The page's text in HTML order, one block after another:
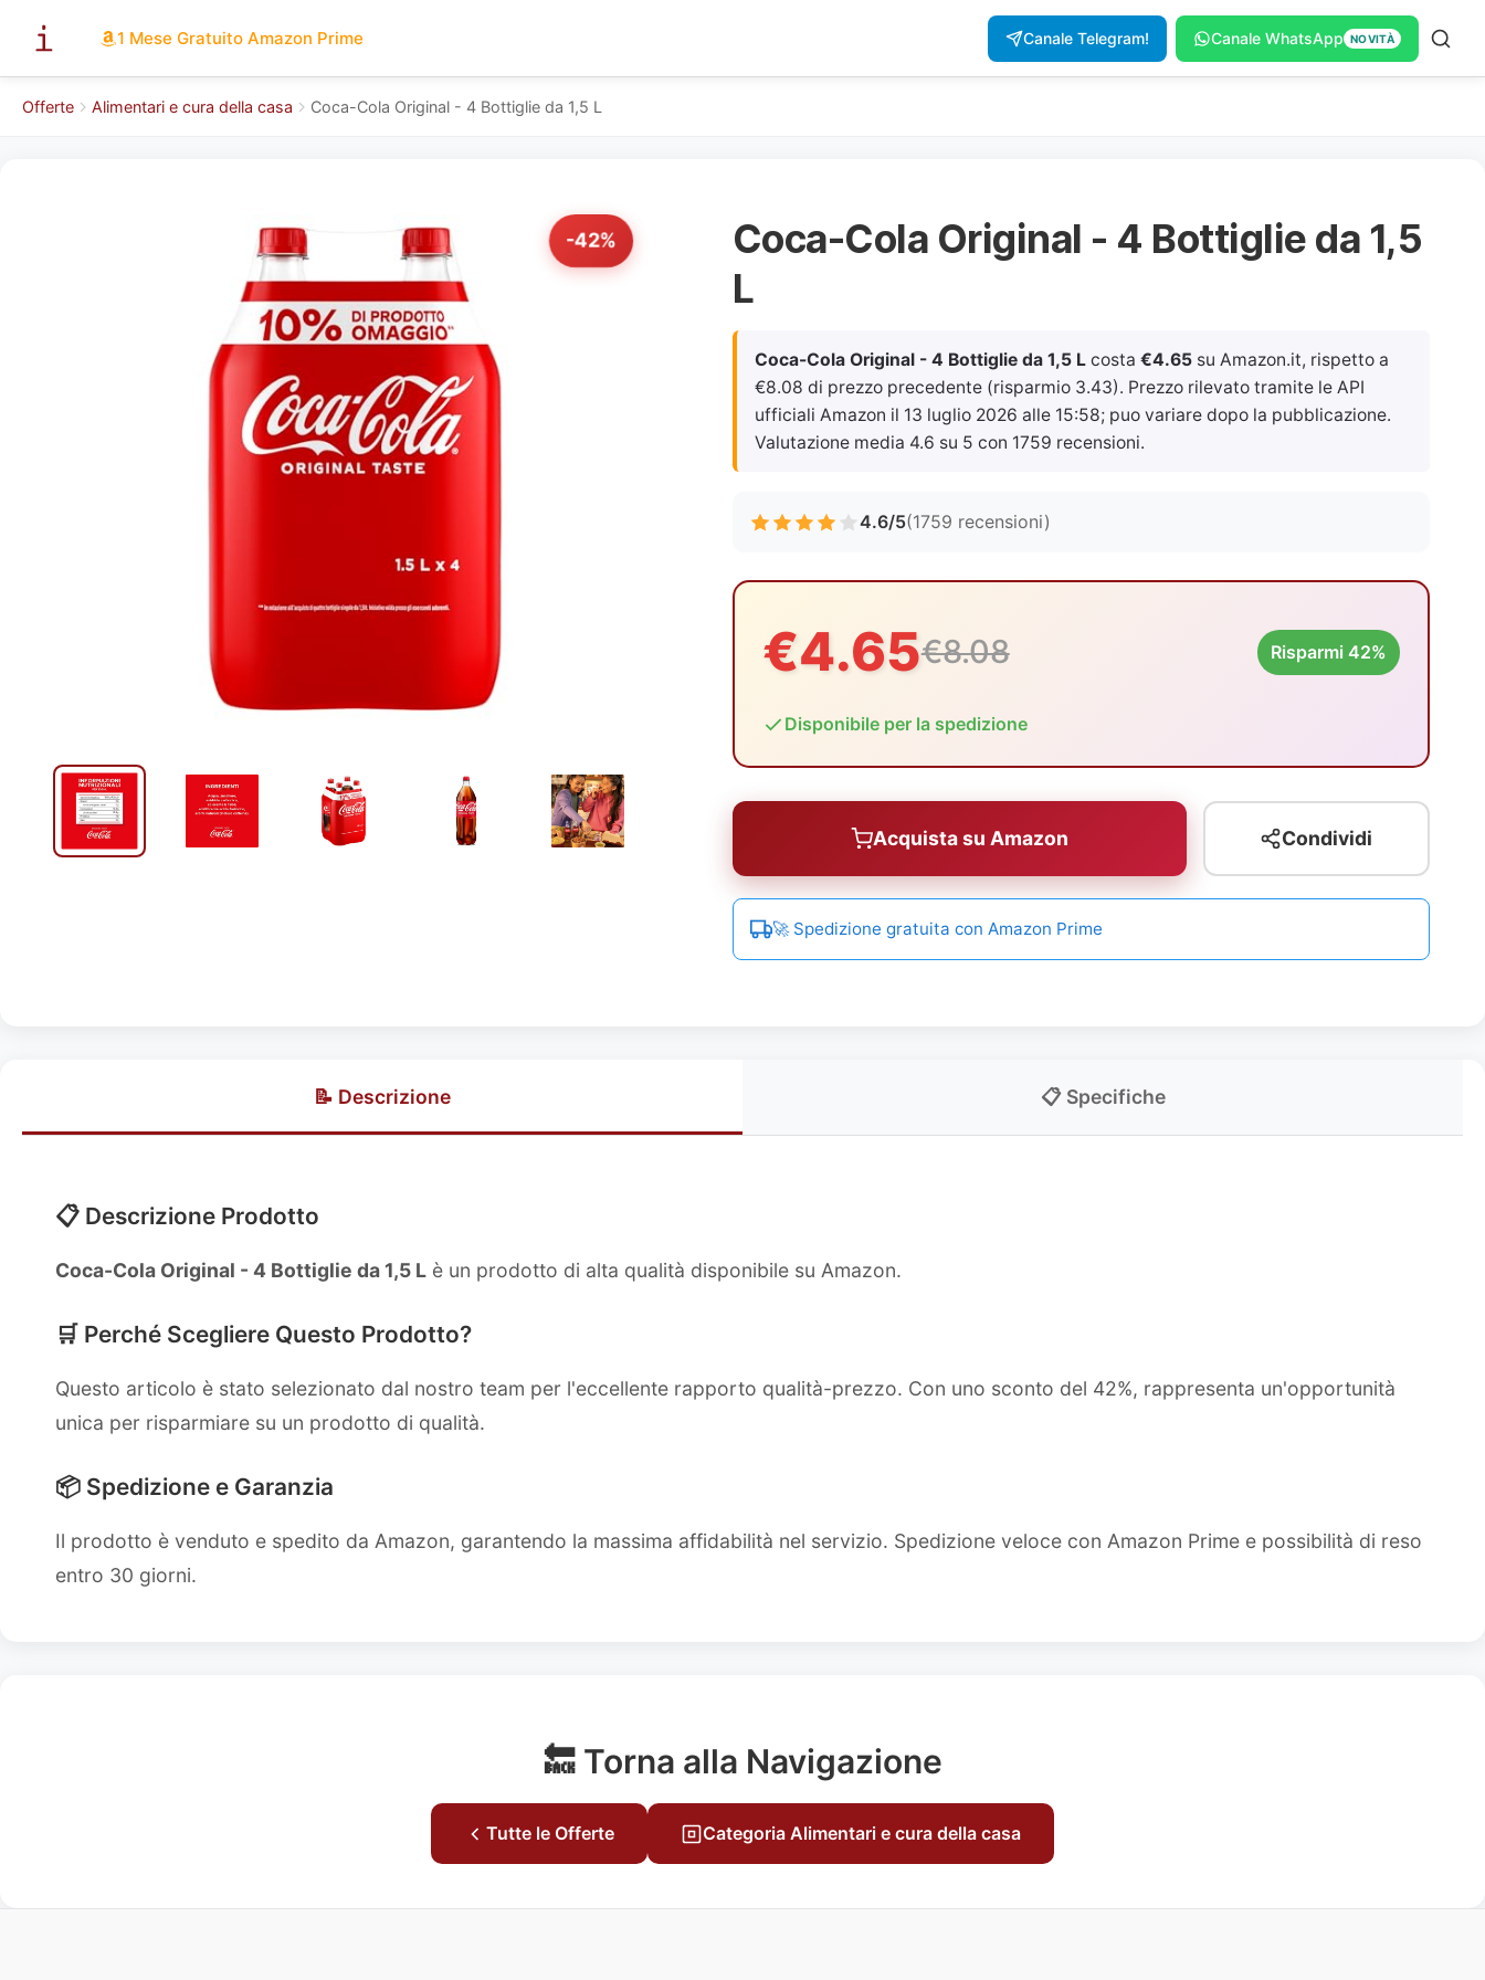
1 Mese Gratuito Amazon Prime Canale Telegram! Canale WhatsApp NOVITÀ
Offerte Alimentari e cura della casa Coca-Cola Original - 4 Bottiglie da 1,5 L
-42%
Coca-Cola Original - 4 Bottiglie da 1,5
L
Coca-Cola Original - 4 Bottiglie da 1,5 Lcosta €4.65su Amazon.it, rispetto a
€8.08 di prezzo precedente (risparmio 3.43). Prezzo rilevato tramite le API
ufficiali Amazon il 13 luglio 2026 alle 15:58; puo variare dopo la pubblicazione.
Valutazione media 4.6 su 5 con 1759 recensioni.
4.6/5(1759 recensioni)
€4.65€8.08 Risparmi 42%
Disponibile per la spedizione
Acquista su Amazon Condividi
🚀 Spedizione gratuita con Amazon Prime
📝 Descrizione 📋 Specifiche
📋 Descrizione Prodotto
Coca-Cola Original - 4 Bottiglie da 1,5 L è un prodotto di alta qualità disponibile su Amazon.
🛒 Perché Scegliere Questo Prodotto?
Questo articolo è stato selezionato dal nostro team per l'eccellente rapporto qualità-prezzo. Con uno sconto del 42%, rappresenta un'opportunità
unica per risparmiare su un prodotto di qualità.
📦 Spedizione e Garanzia
Il prodotto è venduto e spedito da Amazon, garantendo la massima affidabilità nel servizio. Spedizione veloce con Amazon Prime e possibilità di reso
entro 30 giorni.
🔙 Torna alla Navigazione
Tutte le Offerte Categoria Alimentari e cura della casa